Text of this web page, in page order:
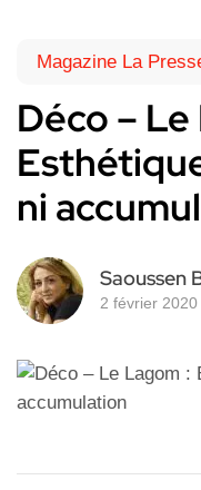
Magazine La
Déco –
ni
Saoussen
2 février 2020